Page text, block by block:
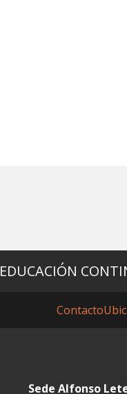
EDUCACIÓN
Contacto
Sede Alfonso